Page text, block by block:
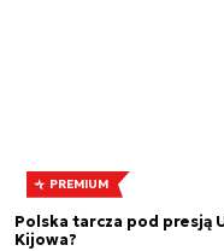
PREMIUM
Polska tarcza pod presją
Kijowa?